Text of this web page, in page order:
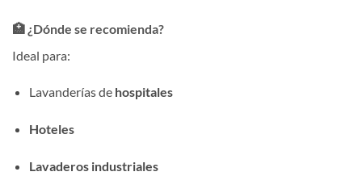
🏥 ¿Dónde se recomienda?
Ideal para:
Lavanderías de hospitales
Hoteles
Lavaderos industriales